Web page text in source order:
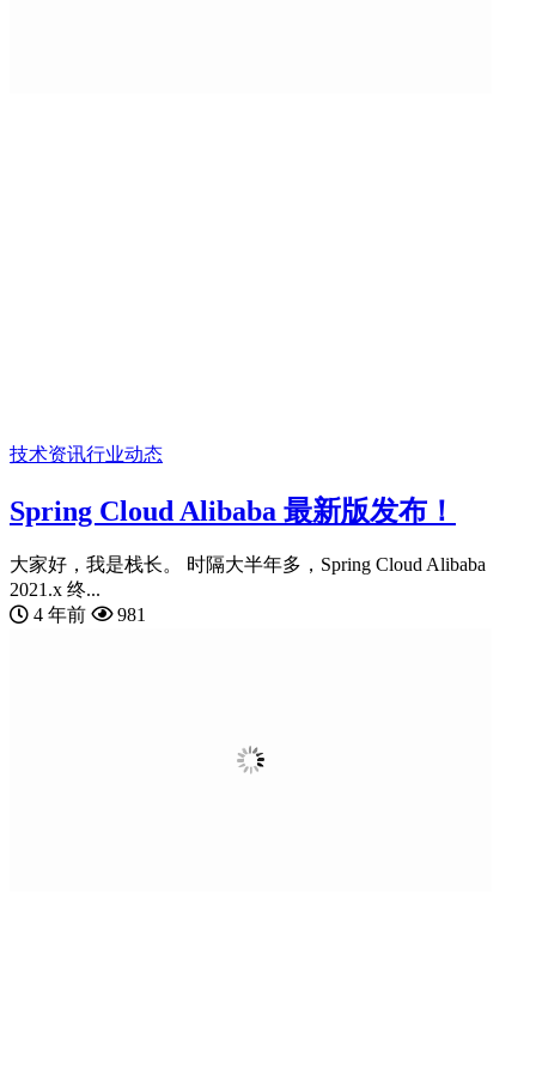
技术资讯行业动态
Spring Cloud Alibaba 最新版发布！
大家好，我是栈长。 时隔大半年多，Spring Cloud Alibaba
2021.x 终...
4 年前
981